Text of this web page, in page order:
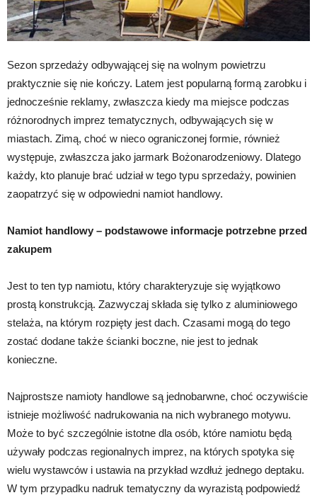
Sezon sprzedaży odbywającej się na wolnym powietrzu
praktycznie się nie kończy. Latem jest popularną formą zarobku i
jednocześnie reklamy, zwłaszcza kiedy ma miejsce podczas
różnorodnych imprez tematycznych, odbywających się w
miastach. Zimą, choć w nieco ograniczonej formie, również
występuje, zwłaszcza jako jarmark Bożonarodzeniowy. Dlatego
każdy, kto planuje brać udział w tego typu sprzedaży, powinien
zaopatrzyć się w odpowiedni namiot handlowy.
Namiot handlowy – podstawowe informacje potrzebne przed
zakupem
Jest to ten typ namiotu, który charakteryzuje się wyjątkowo
prostą konstrukcją. Zazwyczaj składa się tylko z aluminiowego
stelaża, na którym rozpięty jest dach. Czasami mogą do tego
zostać dodane także ścianki boczne, nie jest to jednak
konieczne.
Najprostsze namioty handlowe są jednobarwne, choć oczywiście
istnieje możliwość nadrukowania na nich wybranego motywu.
Może to być szczególnie istotne dla osób, które namiotu będą
używały podczas regionalnych imprez, na których spotyka się
wielu wystawców i ustawia na przykład wzdłuż jednego deptaku.
W tym przypadku nadruk tematyczny da wyrazistą podpowiedź